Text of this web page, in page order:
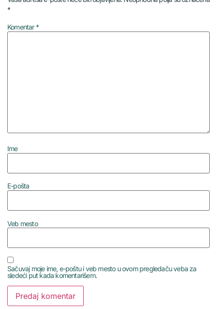
*
Komentar *
Ime
E-pošta
Veb mesto
Sačuvaj moje ime, e-poštu i veb mesto u ovom pregledaču veba za
sledeći put kada komentarišem.